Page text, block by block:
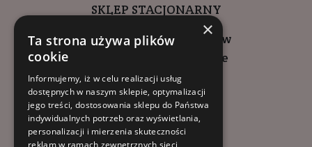
SKLEP STACJONARNY
ul. Wadowicka 6, Kraków
Kompleks Buma Square
godziny otwarcia:
9:00 - 18:00 (pon-pt)
10:00 - 14:00 (sob)
×
Ta strona używa plików
cookie
Informujemy, iż w celu realizacji usług
dostępnych w naszym sklepie, optymalizacji
jego treści, dostosowania sklepu do Państwa
indywidualnych potrzeb oraz wyświetlania,
personalizacji i mierzenia skuteczności
reklam w ramach zewnętrznych sieci